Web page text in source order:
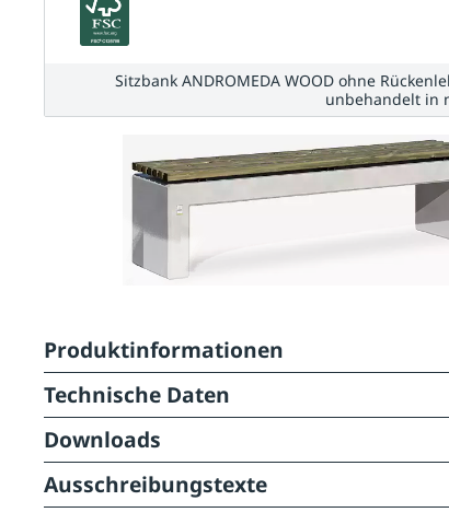
Sitzbank ANDROMEDA WOOD ohne
unbehandelt in
Produktinformationen
Technische Daten
Downloads
Ausschreibungstexte